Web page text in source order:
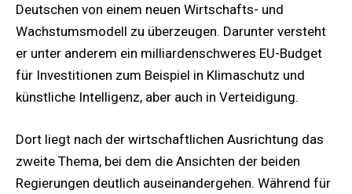
Deutschen von einem neuen Wirtschafts- und
Wachstumsmodell zu überzeugen. Darunter versteht
er unter anderem ein milliardenschweres EU-Budget
für Investitionen zum Beispiel in Klimaschutz und
künstliche Intelligenz, aber auch in Verteidigung.
Dort liegt nach der wirtschaftlichen Ausrichtung das
zweite Thema, bei dem die Ansichten der beiden
Regierungen deutlich auseinandergehen. Während für